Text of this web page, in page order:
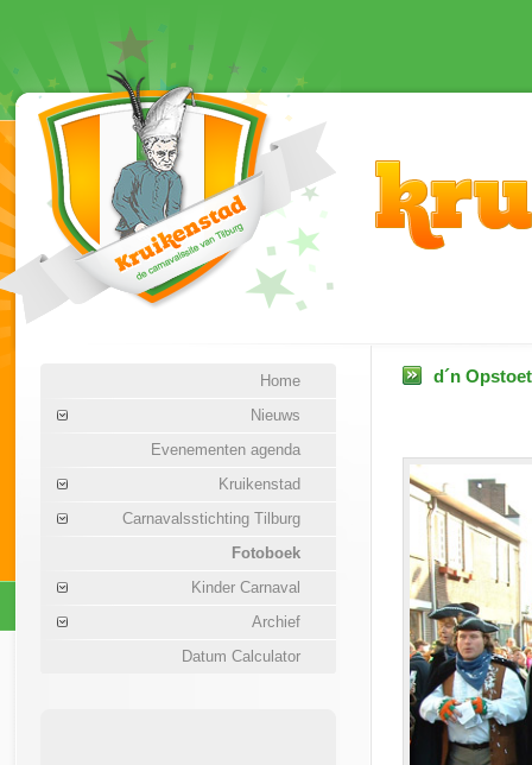
Home
Nieuws
Evenementen agenda
Kruikenstad
Carnavalsstichting Tilburg
Fotoboek
Kinder Carnaval
Archief
Datum Calculator
d´n